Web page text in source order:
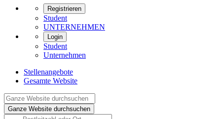
Registrieren
Student
UNTERNEHMEN
Login
Student
Unternehmen
Stellenangebote
Gesamte Website